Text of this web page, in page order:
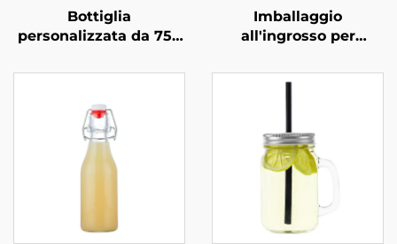
Bottiglia
personalizzata da 750
confezionamento
vodka, superalcolici e
bevande in vetro
Imballaggio
all'ingrosso per
vetro quadrata da 300